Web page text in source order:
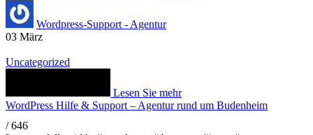
Wordpress-Support - Agentur
03 März
Uncategorized
Lesen Sie mehr
WordPress Hilfe & Support – Agentur rund um Budenheim
/ 646